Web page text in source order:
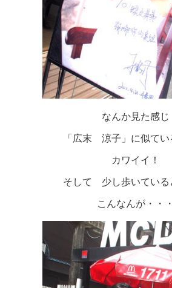
なんか見た感じ
「広末 涼子」に似てい
カワイイ！
そして 少し歩いている
こんなんが・・・